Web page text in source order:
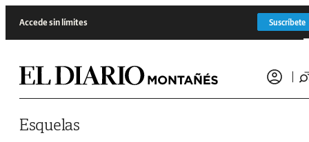
Accede sin límites Suscríbete
Esquelas